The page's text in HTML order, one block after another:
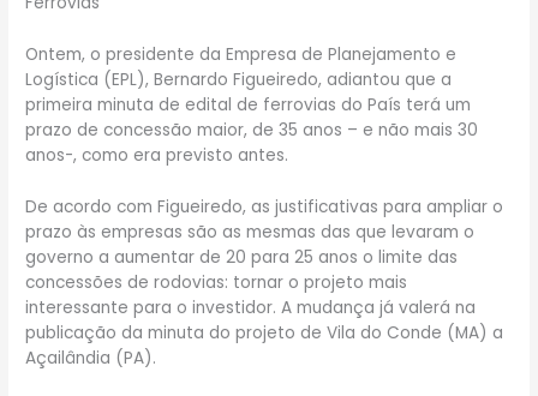
Ontem, o presidente da Empresa de Planejamento e
Logística (EPL), Bernardo Figueiredo, adiantou que a
primeira minuta de edital de ferrovias do País terá um
prazo de concessão maior, de 35 anos – e não mais 30
anos-, como era previsto antes.
De acordo com Figueiredo, as justificativas para ampliar o
prazo às empresas são as mesmas das que levaram o
governo a aumentar de 20 para 25 anos o limite das
concessões de rodovias: tornar o projeto mais
interessante para o investidor. A mudança já valerá na
publicação da minuta do projeto de Vila do Conde (MA) a
Açailândia (PA).